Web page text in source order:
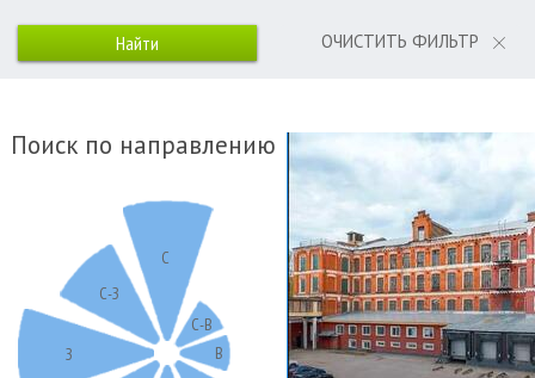
ОЧИСТИТЬ ФИЛЬТР
Поиск по направлению
С
С-В
В
З
С-З